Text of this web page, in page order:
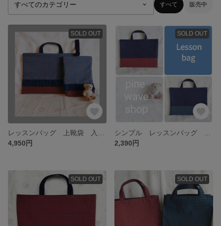
すべて 販売中
SOLD OUT
4,950円
SOLD OUT
2,390円
SOLD OUT SOLD OUT